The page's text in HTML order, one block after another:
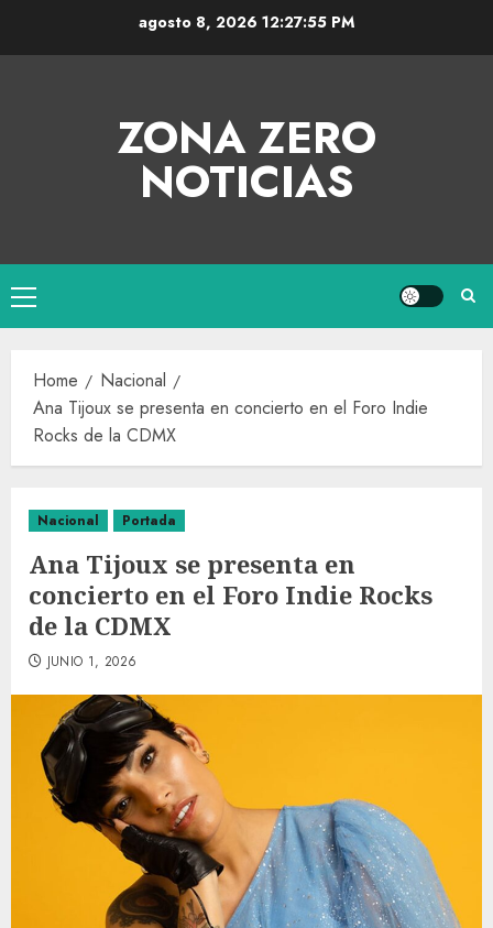
agosto 8, 2026 12:27:55 PM
ZONA ZERO
NOTICIAS
Home
Nacional
Ana Tijoux se presenta en concierto en el Foro Indie
Rocks de la CDMX
Nacional Portada
Ana Tijoux se presenta en
concierto en el Foro Indie Rocks
de la CDMX
JUNIO 1, 2026